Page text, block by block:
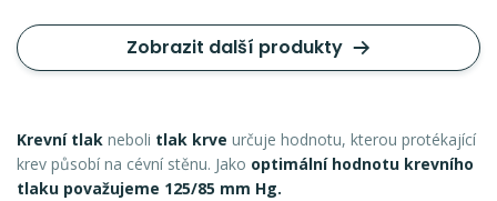
Zobrazit další produkty
Krevní tlak neboli tlak krve určuje hodnotu, kterou protékající
krev působí na cévní stěnu. Jako optimální hodnotu krevního
tlaku považujeme 125/85 mm Hg.